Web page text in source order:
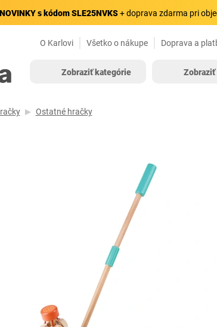
s kódom SLE25NVKS+ doprava zdarma pri
O Karlovi Všetko o nákupe Doprava a
Zobraziť kategórie Zobraziť
Ostatné hračky